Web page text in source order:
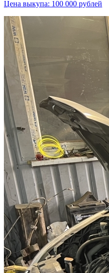
Цена выкупа: 100 000 рублей